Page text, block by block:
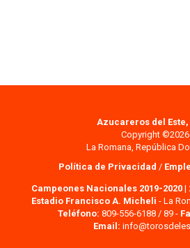
Azucareros del Este,
Copyright
La Romana, República
Política de Privacidad /
Campeones Nacionales 2019-2020|
Estadio Francisco A. Micheli - La
Teléfono: 809-556-6188 / 89 -
Email: